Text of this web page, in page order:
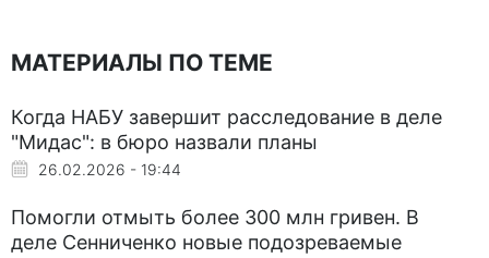
МАТЕРИАЛЫ ПО ТЕМЕ
Когда НАБУ завершит расследование в деле
"Мидас": в бюро назвали планы
26.02.2026 - 19:44
Помогли отмыть более 300 млн гривен. В
деле Сенниченко новые подозреваемые